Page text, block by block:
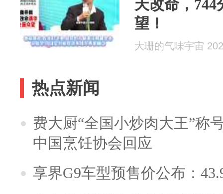
天改命，
望！
大珊的气味宇宙
热点新闻
费大厨“全国小炒肉大王”称
中国烹饪协会回应
享界G9车型预售价公布：